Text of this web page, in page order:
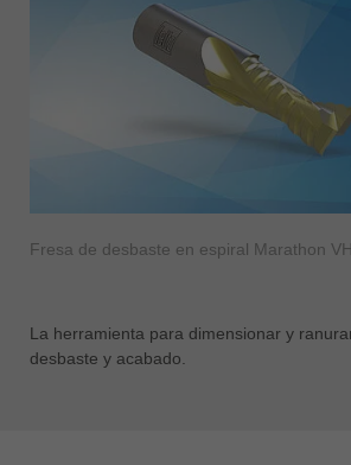
Fresa de desbaste en espiral Marathon
La herramienta para dimensionar y
desbaste y acabado.